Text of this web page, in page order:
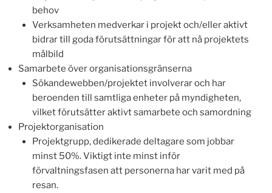
behov
Verksamheten medverkar i projekt och/eller aktivt
bidrar till goda förutsättningar för att nå projektets
målbild
Samarbete över organisationsgränserna
Sökandewebben/projektet involverar och har
beroenden till samtliga enheter på myndigheten,
vilket förutsätter aktivt samarbete och samordning
Projektorganisation
Projektgrupp, dedikerade deltagare som jobbar
minst 50%. Viktigt inte minst inför
förvaltningsfasen att personerna har varit med på
resan.